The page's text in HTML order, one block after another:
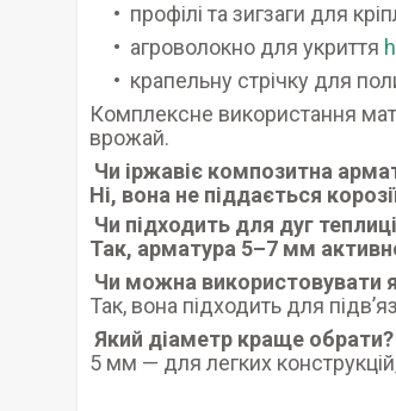
профілі та зигзаги для
агроволокно для укриття
крапельну стрічку для
Комплексне використання
врожай.
Чи іржавіє композитна
Ні, вона не піддається
Чи підходить для дуг
Так, арматура 5–7 мм
Чи можна використовувати
Так, вона підходить для
Який діаметр краще обрати?
5 мм — для легких